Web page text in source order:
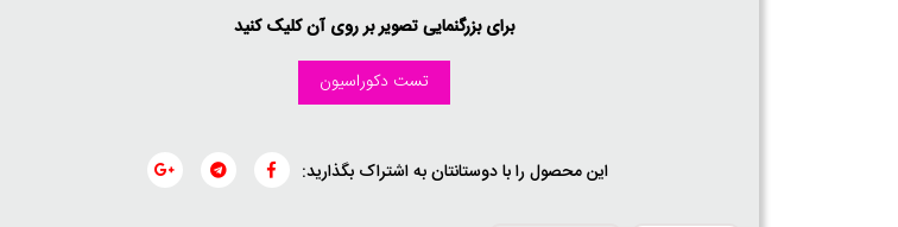
برای بزرگنمایی تصویر بر روی آن کلیک کنید
تست دکوراسیون
این محصول را با دوستانتان به اشتراک بگذارید: